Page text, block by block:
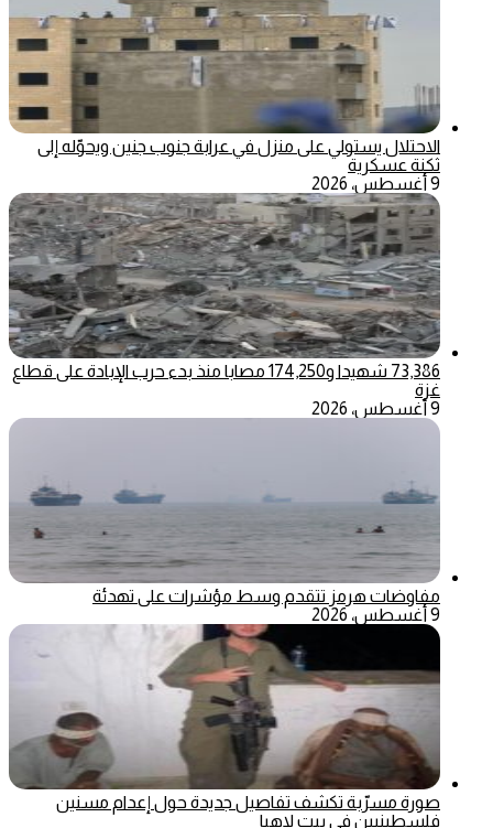
الاحتلال يستولي على منزل في عرابة جنوب جنين ويحوّله إلى
ثكنة عسكرية
9 أغسطس، 2026
73,386 شهيدا و174,250 مصابا منذ بدء حرب الإبادة على قطاع
غزة
9 أغسطس، 2026
مفاوضات هرمز تتقدم وسط مؤشرات على تهدئة
9 أغسطس، 2026
صورة مسرّبة تكشف تفاصيل جديدة حول إعدام مسنين
فلسطينيين في بيت لاهيا